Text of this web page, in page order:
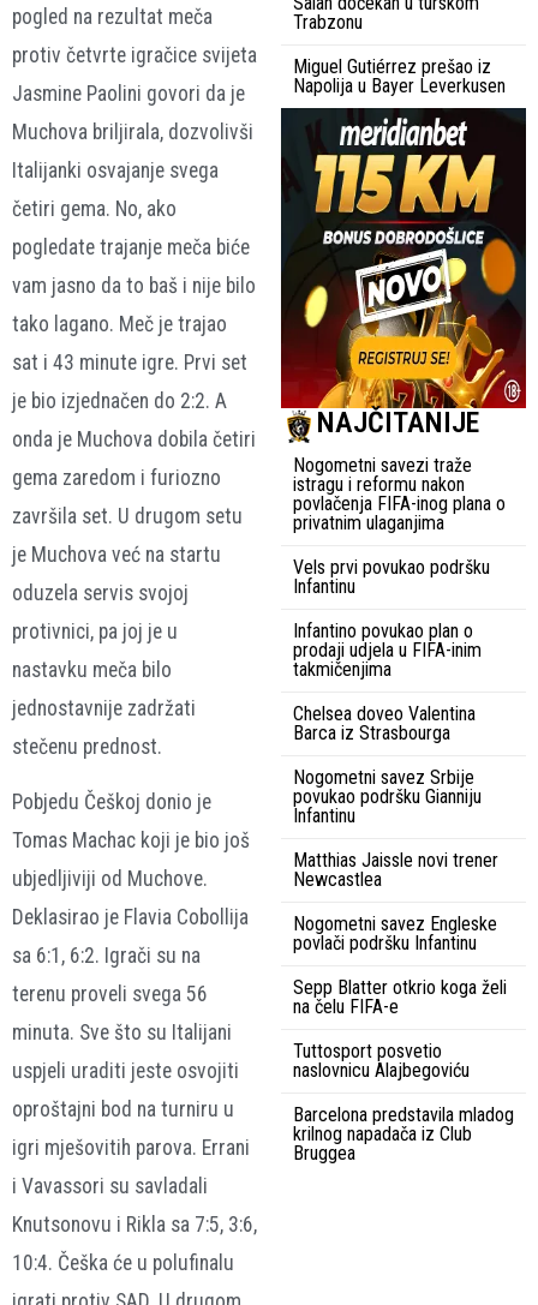
pogled na rezultat meča
protiv četvrte igračice svijeta
Jasmine Paolini govori da je
Muchova briljirala, dozvolivši
Italijanki osvajanje svega
četiri gema. No, ako
pogledate trajanje meča biće
vam jasno da to baš i nije bilo
tako lagano. Meč je trajao
sat i 43 minute igre. Prvi set
je bio izjednačen do 2:2. A
onda je Muchova dobila četiri
gema zaredom i furiozno
završila set. U drugom setu
je Muchova već na startu
oduzela servis svojoj
protivnici, pa joj je u
nastavku meča bilo
jednostavnije zadržati
stečenu prednost.
Pobjedu Češkoj donio je
Tomas Machac koji je bio još
ubjedljiviji od Muchove.
Deklasirao je Flavia Cobollija
sa 6:1, 6:2. Igrači su na
terenu proveli svega 56
minuta. Sve što su Italijani
uspjeli uraditi jeste osvojiti
oproštajni bod na turniru u
igri mješovitih parova. Errani
i Vavassori su savladali
Knutsonovu i Rikla sa 7:5, 3:6,
10:4. Češka će u polufinalu
Trabzonu
Miguel Gutiérrez prešao iz
Napolija u Bayer Leverkusen
NAJČITANIJE
Nogometni savezi traže
istragu i reformu nakon
povlačenja FIFA-inog plana o
privatnim ulaganjima
Vels prvi povukao podršku
Infantinu
Infantino povukao plan o
prodaji udjela u FIFA-inim
takmičenjima
Chelsea doveo Valentina
Barca iz Strasbourga
Nogometni savez Srbije
povukao podršku Gianniju
Infantinu
Matthias Jaissle novi trener
Newcastlea
Nogometni savez Engleske
povlači podršku Infantinu
Sepp Blatter otkrio koga želi
na čelu FIFA-e
Tuttosport posvetio
naslovnicu Alajbegoviću
Barcelona predstavila mladog
krilnog napadača iz Club
Bruggea